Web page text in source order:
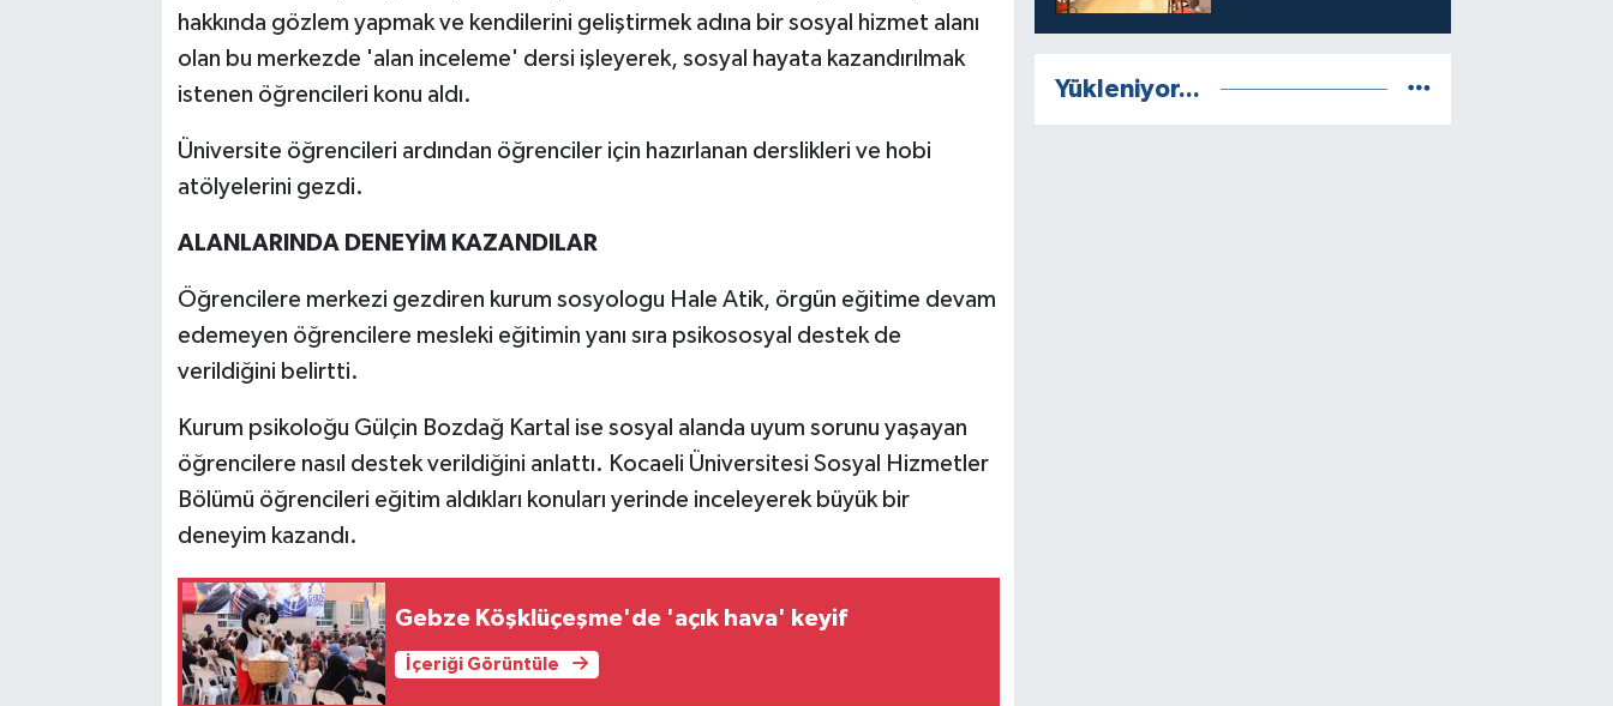
hakkında gözlem yapmak ve kendilerini geliştirmek adına bir sosyal hizmet alanı
olan bu merkezde 'alan inceleme' dersi işleyerek, sosyal hayata kazandırılmak
istenen öğrencileri konu aldı.
Üniversite öğrencileri ardından öğrenciler için hazırlanan derslikleri ve hobi
atölyelerini gezdi.
ALANLARINDA DENEYİM KAZANDILAR
Öğrencilere merkezi gezdiren kurum sosyologu Hale Atik, örgün eğitime devam
edemeyen öğrencilere mesleki eğitimin yanı sıra psikososyal destek de
verildiğini belirtti.
Kurum psikoloğu Gülçin Bozdağ Kartal ise sosyal alanda uyum sorunu yaşayan
öğrencilere nasıl destek verildiğini anlattı. Kocaeli Üniversitesi Sosyal Hizmetler
Bölümü öğrencileri eğitim aldıkları konuları yerinde inceleyerek büyük bir
deneyim kazandı.
Gebze Köşklüçeşme'de 'açık hava' keyif
İçeriği Görüntüle
Yükleniyor...